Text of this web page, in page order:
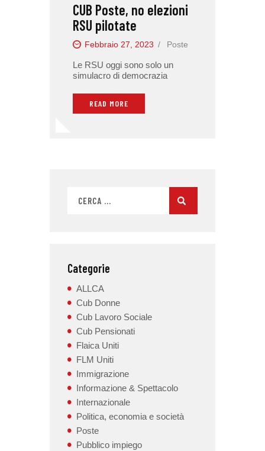
CUB Poste, no elezioni
RSU pilotate
Febbraio 27, 2023 Poste
Le RSU oggi sono solo un
simulacro di democrazia
READ MORE
Categorie
ALLCA
Cub Donne
Cub Lavoro Sociale
Cub Pensionati
Flaica Uniti
FLM Uniti
Immigrazione
Informazione & Spettacolo
Internazionale
Politica, economia e società
Poste
Pubblico impiego